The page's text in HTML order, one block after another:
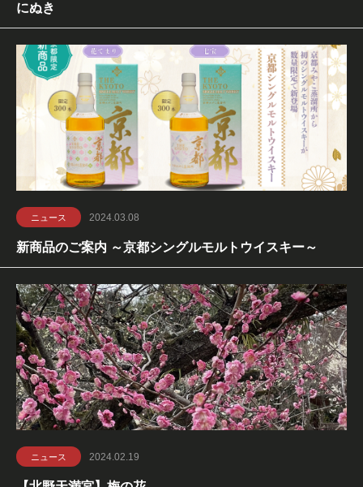
にぬき
ニュース 2024.03.08
新商品のご案内 ～京都シングルモルトウイスキー～
ニュース 2024.02.19